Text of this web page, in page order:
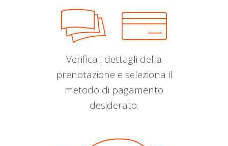
Verifica i dettagli della
prenotazione e seleziona il
metodo di pagamento
desiderato.